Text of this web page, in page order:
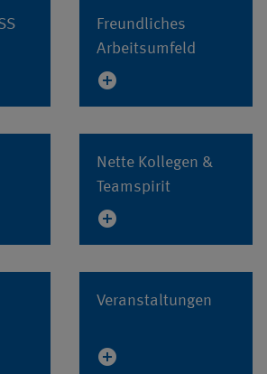
Freundliches
Arbeitsumfeld
add_circle
Nette Kollegen &
Teamspirit
add_circle
Veranstaltungen
add_circle